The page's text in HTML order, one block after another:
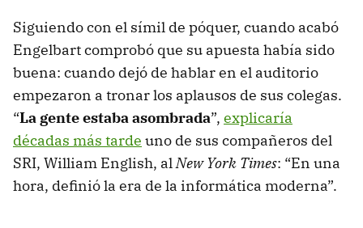
Siguiendo con el símil de póquer, cuando acabó
Engelbart comprobó que su apuesta había sido
buena: cuando dejó de hablar en el auditorio
empezaron a tronar los aplausos de sus colegas.
“La gente estaba asombrada”, explicaría
décadas más tarde uno de sus compañeros del
SRI, William English, alNew York Times: “En una
hora, definió la era de la informática moderna”.